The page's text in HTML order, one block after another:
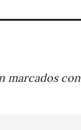
marcados con